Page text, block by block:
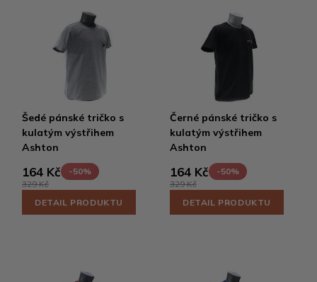
Šedé pánské tričko s
kulatým výstřihem
Ashton
164 Kč
-50%
329 Kč
DETAIL PRODUKTU
Černé pánské tričko s
kulatým výstřihem
Ashton
164 Kč
-50%
329 Kč
DETAIL PRODUKTU